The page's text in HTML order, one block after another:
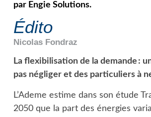
par Engie Solutions.
Édito
Nicolas Fondraz
La flexibilisation de la demande :
pas négliger et des particuliers à
L’Ademe estime dans son étude
2050 que la part des énergies